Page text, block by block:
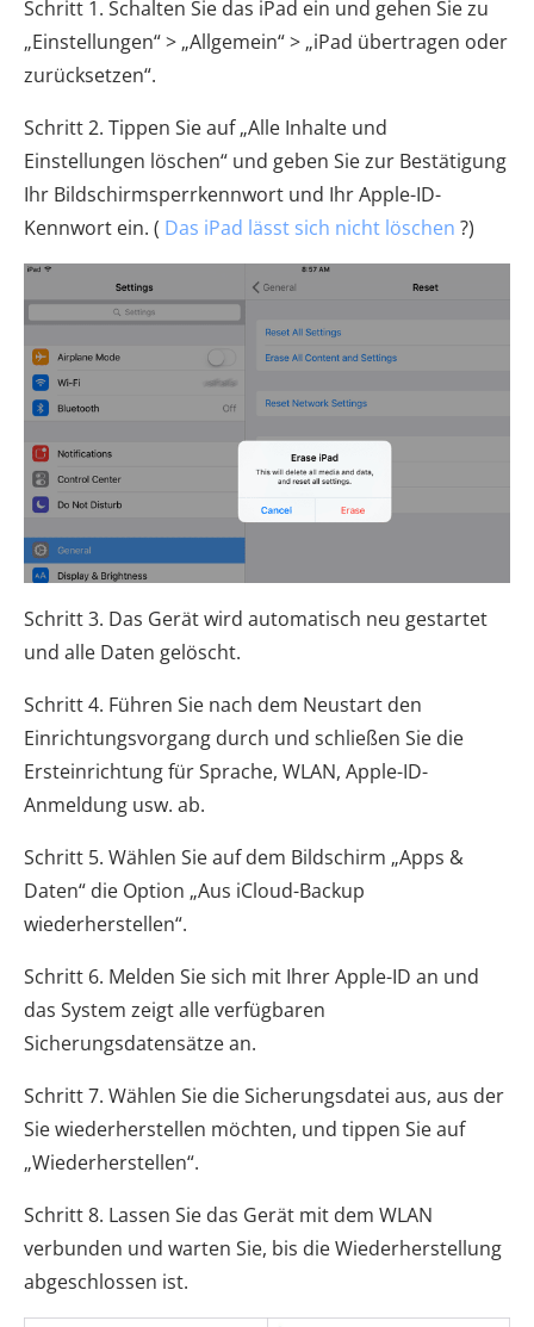
Schritt 1. Schalten Sie das iPad ein und gehen Sie zu
„Einstellungen“ > „Allgemein“ > „iPad übertragen oder
zurücksetzen“.
Schritt 2. Tippen Sie auf „Alle Inhalte und
Einstellungen löschen“ und geben Sie zur Bestätigung
Ihr Bildschirmsperrkennwort und Ihr Apple-ID-
Kennwort ein. ( Das iPad lässt sich nicht löschen ?)
Schritt 3. Das Gerät wird automatisch neu gestartet
und alle Daten gelöscht.
Schritt 4. Führen Sie nach dem Neustart den
Einrichtungsvorgang durch und schließen Sie die
Ersteinrichtung für Sprache, WLAN, Apple-ID-
Anmeldung usw. ab.
Schritt 5. Wählen Sie auf dem Bildschirm „Apps &
Daten“ die Option „Aus iCloud-Backup
wiederherstellen“.
Schritt 6. Melden Sie sich mit Ihrer Apple-ID an und
das System zeigt alle verfügbaren
Sicherungsdatensätze an.
Schritt 7. Wählen Sie die Sicherungsdatei aus, aus der
Sie wiederherstellen möchten, und tippen Sie auf
„Wiederherstellen“.
Schritt 8. Lassen Sie das Gerät mit dem WLAN
verbunden und warten Sie, bis die Wiederherstellung
abgeschlossen ist.